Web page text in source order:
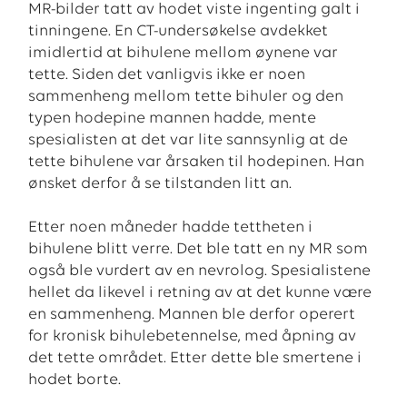
MR-bilder tatt av hodet viste ingenting galt i
tinningene. En CT-undersøkelse avdekket
imidlertid at bihulene mellom øynene var
tette. Siden det vanligvis ikke er noen
sammenheng mellom tette bihuler og den
typen hodepine mannen hadde, mente
spesialisten at det var lite sannsynlig at de
tette bihulene var årsaken til hodepinen. Han
ønsket derfor å se tilstanden litt an.
Etter noen måneder hadde tettheten i
bihulene blitt verre. Det ble tatt en ny MR som
også ble vurdert av en nevrolog. Spesialistene
hellet da likevel i retning av at det kunne være
en sammenheng. Mannen ble derfor operert
for kronisk bihulebetennelse, med åpning av
det tette området. Etter dette ble smertene i
hodet borte.